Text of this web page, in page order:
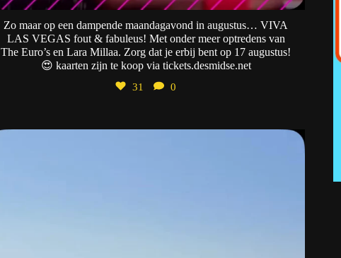
Zo maar op een dampende maandagavond in augustus… VIVA
LAS VEGAS fout & fabuleus! Met onder meer optredens van
The Euro’s en Lara Millaa. Zorg dat je erbij bent op 17 augustus!
😍 kaarten zijn te koop via tickets.desmidse.net
31 0